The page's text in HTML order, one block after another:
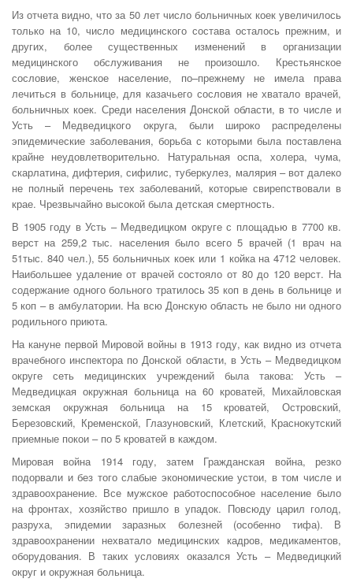
Из отчета видно, что за 50 лет число больничных коек увеличилось
только на 10, число медицинского состава осталось прежним, и
других, более существенных изменений в организации
медицинского обслуживания не произошло. Крестьянское
сословие, женское население, по–прежнему не имела права
лечиться в больнице, для казачьего сословия не хватало врачей,
больничных коек. Среди населения Донской области, в то числе и
Усть – Медведицкого округа, были широко распределены
эпидемические заболевания, борьба с которыми была поставлена
крайне неудовлетворительно. Натуральная оспа, холера, чума,
скарлатина, дифтерия, сифилис, туберкулез, малярия – вот далеко
не полный перечень тех заболеваний, которые свирепствовали в
крае. Чрезвычайно высокой была детская смертность.
В 1905 году в Усть – Медведицком округе с площадью в 7700 кв.
верст на 259,2 тыс. населения было всего 5 врачей (1 врач на
51тыс. 840 чел.), 55 больничных коек или 1 койка на 4712 человек.
Наибольшее удаление от врачей состояло от 80 до 120 верст. На
содержание одного больного тратилось 35 коп в день в больнице и
5 коп – в амбулатории. На всю Донскую область не было ни одного
родильного приюта.
На кануне первой Мировой войны в 1913 году, как видно из отчета
врачебного инспектора по Донской области, в Усть – Медведицком
округе сеть медицинских учреждений была такова: Усть –
Медведицкая окружная больница на 60 кроватей, Михайловская
земская окружная больница на 15 кроватей, Островский,
Березовский, Кременской, Глазуновский, Клетский, Краснокутский
приемные покои – по 5 кроватей в каждом.
Мировая война 1914 году, затем Гражданская война, резко
подорвали и без того слабые экономические устои, в том числе и
здравоохранение. Все мужское работоспособное население было
на фронтах, хозяйство пришло в упадок. Повсюду царил голод,
разруха, эпидемии заразных болезней (особенно тифа). В
здравоохранении нехватало медицинских кадров, медикаментов,
оборудования. В таких условиях оказался Усть – Медведицкий
округ и окружная больница.